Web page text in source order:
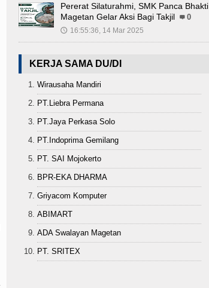
Pererat Silaturahmi, SMK Panca Bhakti
Magetan Gelar Aksi Bagi Takjil
0
🕔 16:55:36, 14 Mar 2025
KERJA SAMA DU/DI
Wirausaha Mandiri
PT.Liebra Permana
PT.Jaya Perkasa Solo
PT.Indoprima Gemilang
PT. SAI Mojokerto
BPR-EKA DHARMA
Griyacom Komputer
ABIMART
ADA Swalayan Magetan
PT. SRITEX